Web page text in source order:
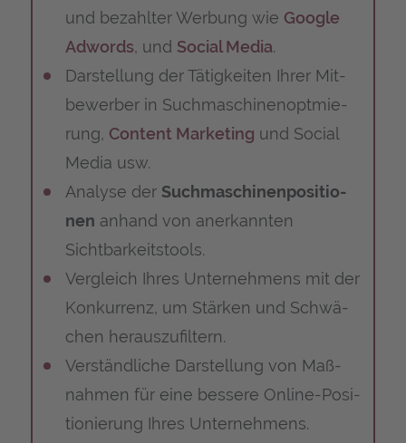
und bezahl­ter Wer­bung wie Goog­le
Adwords, und Social Media.
Dar­stel­lung der Tätig­kei­ten Ihrer Mit­
be­wer­ber in Such­ma­schi­nen­optmie­
rung, Con­tent Mar­ke­ting und Social
Media usw.
Ana­ly­se der Such­ma­schi­nen­po­si­tio­
nen anhand von aner­kann­ten
Sichtbarkeitstools.
Ver­gleich Ihres Unter­neh­mens mit der
Kon­kur­renz, um Stär­ken und Schwä­
chen herauszufiltern.
Ver­ständ­li­che Dar­stel­lung von Maß­
nah­men für eine bes­se­re Online-Posi­
tio­nie­rung Ihres Unternehmens.